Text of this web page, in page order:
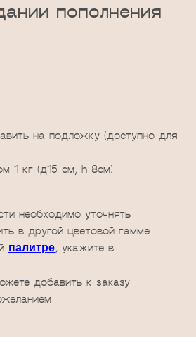
пополнения
на подложку (доступно для
1 кг (д15 см, h 8см)
необходимо уточнять
в другой цветовой гамме
палитре , укажите в
добавить к заказу